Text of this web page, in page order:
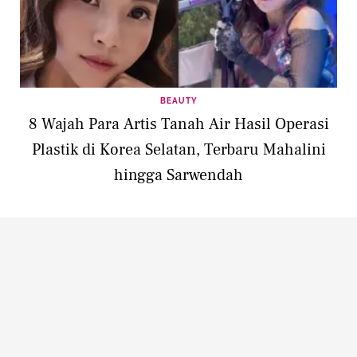
BEAUTY
8 Wajah Para Artis Tanah Air Hasil Operasi
Plastik di Korea Selatan, Terbaru Mahalini
hingga Sarwendah